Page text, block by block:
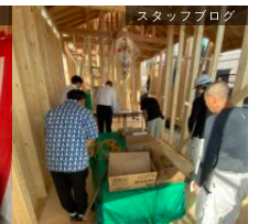
スタッフブログ